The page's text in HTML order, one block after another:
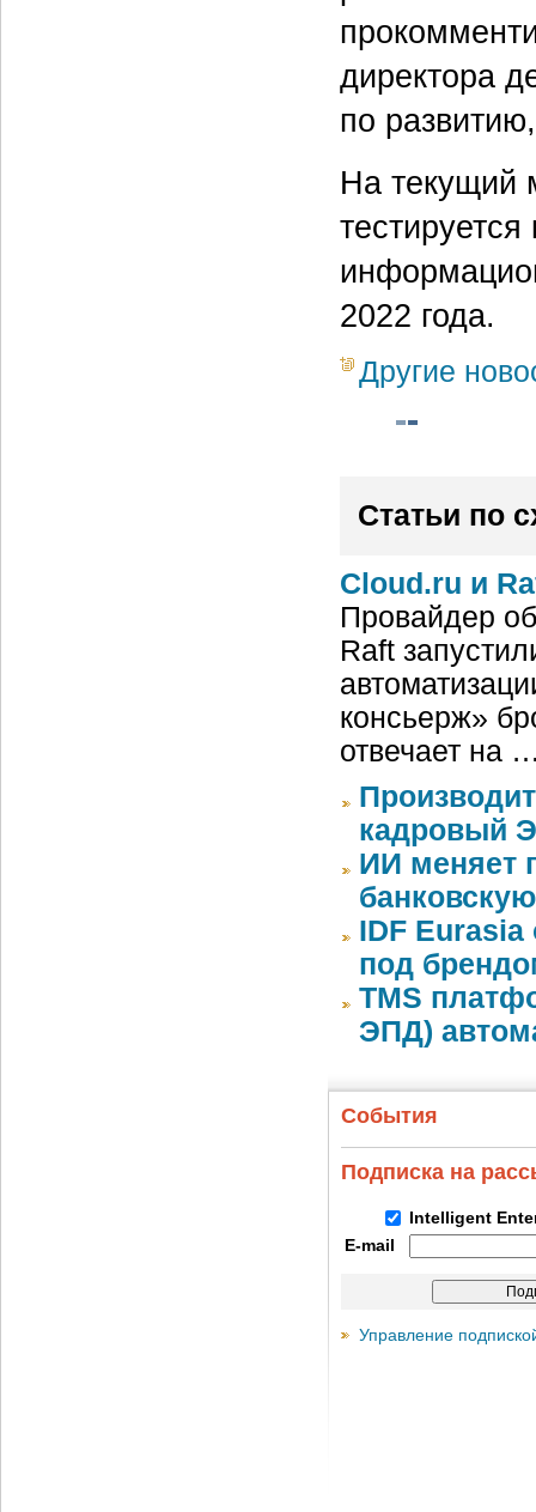
директора
по
На текущий
2022 года.
Другие
Статьи по
Cloud.ru и
Провайдер
Raft
консьерж»
отвечает на
кадровый
ИИ меняет
IDF
под
TMS
ЭПД)
События
Подписка на
Intelligent
E-mail
Управление